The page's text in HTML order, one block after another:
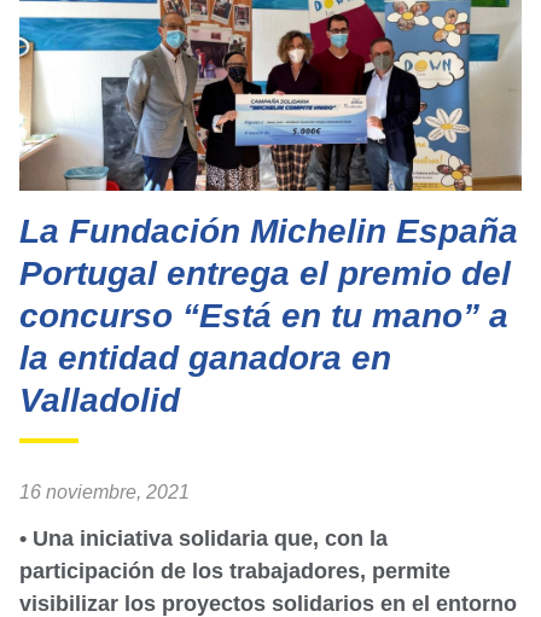
La Fundación Michelin España
Portugal entrega el premio del
concurso “Está en tu mano” a
la entidad ganadora en
Valladolid
16 noviembre, 2021
• Una iniciativa solidaria que, con la
participación de los trabajadores, permite
visibilizar los proyectos solidarios en el entorno